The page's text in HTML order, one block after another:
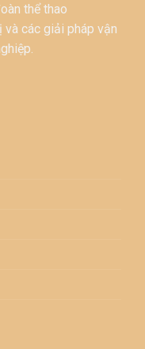
thể thao
và các giải pháp vận